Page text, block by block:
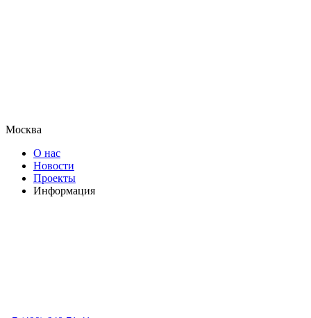
Москва
О нас
Новости
Проекты
Информация